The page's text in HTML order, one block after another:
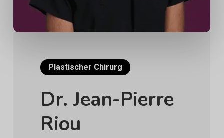
Plastischer Chirurg
Dr. Jean-Pierre
Riou